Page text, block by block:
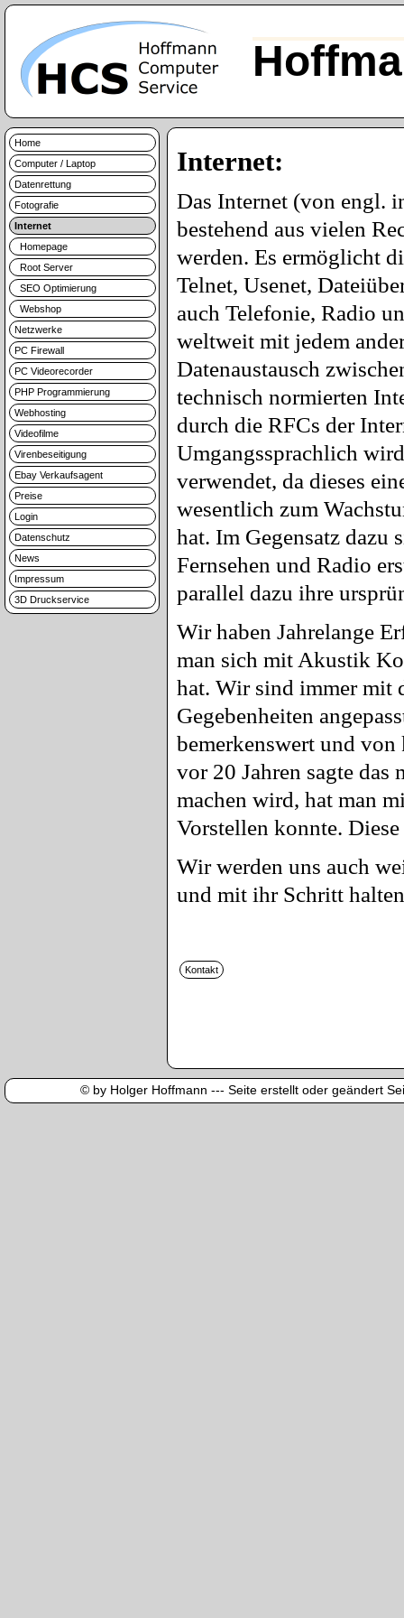
Home
Computer / Laptop
Datenrettung
Fotografie
Internet
Homepage
Root Server
SEO Optimierung
Webshop
Netzwerke
PC Firewall
PC Videorecorder
PHP Programmierung
Webhosting
Videofilme
Virenbeseitigung
Ebay Verkaufsagent
Preise
Login
Datenschutz
News
Impressum
3D Druckservice
Internet:
Das Internet (von engl.
bestehend aus vielen
werden. Es ermöglicht
Telnet, Usenet,
auch Telefonie, Radio
weltweit mit jedem
Datenaustausch
technisch normierten
durch die RFCs der
Umgangssprachlich
verwendet, da dieses
wesentlich zum
hat. Im Gegensatz dazu
Fernsehen und Radio
parallel dazu ihre
Wir haben Jahrelange
man sich mit Akustik
hat. Wir sind immer mit
Gegebenheiten
bemerkenswert und
vor 20 Jahren sagte das
machen wird, hat man
Vorstellen konnte.
Wir werden uns auch
und mit ihr Schritt
© by Holger Hoffmann --- Seite erstellt oder geändert